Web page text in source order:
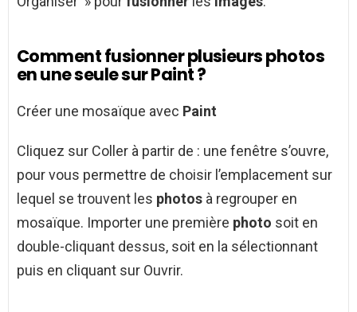
Comment fusionner plusieurs photos
en une seule sur Paint ?
Créer une mosaïque avec Paint
Cliquez sur Coller à partir de : une fenêtre s’ouvre,
pour vous permettre de choisir l’emplacement sur
lequel se trouvent les photos à regrouper en
mosaïque. Importer une première photo soit en
double-cliquant dessus, soit en la sélectionnant
puis en cliquant sur Ouvrir.